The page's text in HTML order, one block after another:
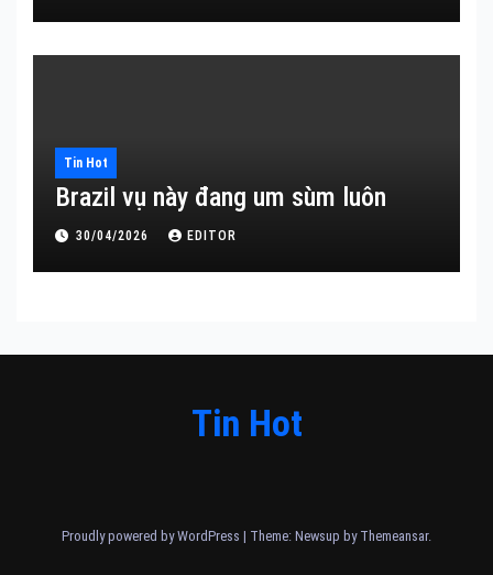
Tin Hot
Brazil vụ này đang um sùm luôn
30/04/2026 EDITOR
Tin Hot
Proudly powered by WordPress | Theme: Newsup by Themeansar.